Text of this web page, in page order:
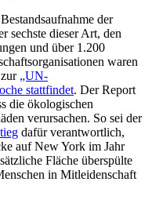
der
sechste dieser Art, den
und über 1.200
waren
„UN-
stattfindet. Der Report
die ökologischen
verursachen. So sei der
dafür verantwortlich,
auf New York im Jahr
Fläche überspülte
in Mitleidenschaft